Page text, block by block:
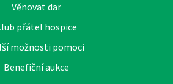
Věnovat dar
přátel hospice
možnosti pomoci
Benefiční aukce